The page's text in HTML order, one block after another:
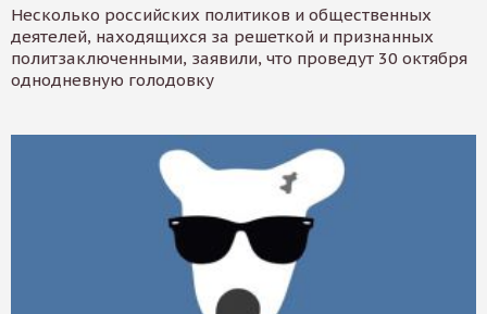
Несколько российских политиков и общественных
деятелей, находящихся за решеткой и признанных
политзаключенными, заявили, что проведут 30 октября
однодневную голодовку